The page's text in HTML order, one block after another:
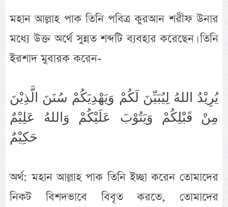
মহান আল্লাহ পাক তিনি পবিত্র কুরআন শরীফ উনার
মধ্যে উক্ত অর্থে সুন্নত শব্দটি ব্যবহার করেছেন। তিনি
ইরশাদ মুবারক করেন-
يُرِيْدُ اللهُ لِيُبَيِّنَ لَكُمْ وَيَهْدِيَكُمْ سُنَنَ الَّذِيْنَ
مِنْ قَبْلِكُمْ وَيَتُوْبَ عَلَيْكُمْ وَاللهُ عَلِيْمٌ
حَكِيْمٌ
অর্থ: মহান আল্লাহ পাক তিনি ইচ্ছা করেন তোমাদের
নিকট বিশদভাবে বিবৃত করতে, তোমাদের